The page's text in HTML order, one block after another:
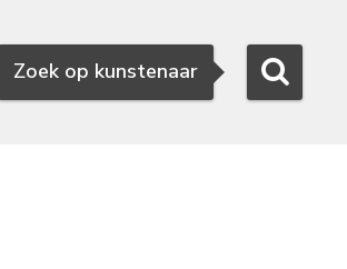
Zoeken
Zoek op kunstenaar